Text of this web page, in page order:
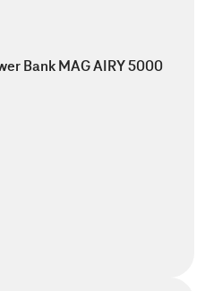
Bank MAG AIRY 5000